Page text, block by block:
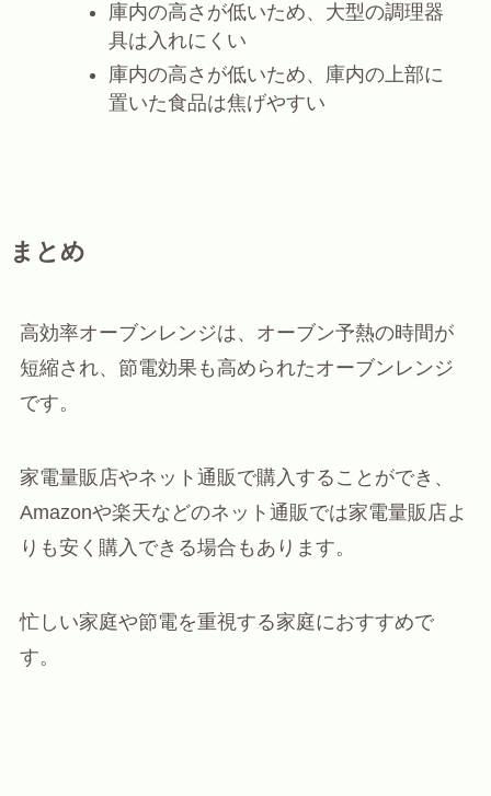
庫内の高さが低いため、大型の調理器
具は入れにくい
庫内の高さが低いため、庫内の上部に
置いた食品は焦げやすい
まとめ
高効率オーブンレンジは、オーブン予熱の時間が
短縮され、節電効果も高められたオーブンレンジ
です。
家電量販店やネット通販で購入することができ、
Amazonや楽天などのネット通販では家電量販店よ
りも安く購入できる場合もあります。
忙しい家庭や節電を重視する家庭におすすめで
す。